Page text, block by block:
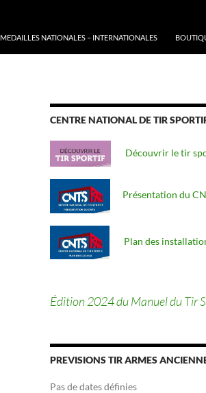
MEDAILLES NATIONALES – INTERNATIONALES
CENTRE NATIONAL DE TIR
Découvrir le tir
Présentation du
Plan des
Édition 2024 du Manuel du Tir
PREVISIONS TIR ARMES
Pas de dates définies